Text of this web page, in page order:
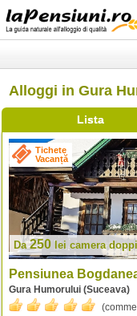
Alloggi in Gura
Lista
Tichete
Vacanță
Da250 lei camera
Pensiunea
Gura Humorului (Suceava)